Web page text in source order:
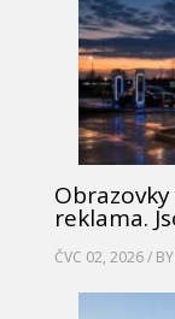
reklama.
ČVC 02, 2026 / BY